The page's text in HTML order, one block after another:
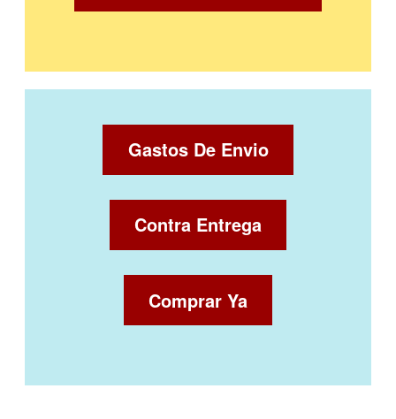
Gastos De Envio
Contra Entrega
Comprar Ya